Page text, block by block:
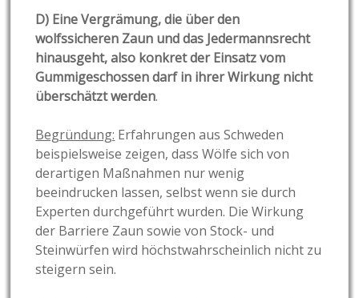
D) Eine Vergrämung, die über den
wolfssicheren Zaun und das Jedermannsrecht
hinausgeht, also konkret der Einsatz vom
Gummigeschossen darf in ihrer Wirkung nicht
überschätzt werden.
Begründung: Erfahrungen aus Schweden
beispielsweise zeigen, dass Wölfe sich von
derartigen Maßnahmen nur wenig
beeindrucken lassen, selbst wenn sie durch
Experten durchgeführt wurden. Die Wirkung
der Barriere Zaun sowie von Stock- und
Steinwürfen wird höchstwahrscheinlich nicht zu
steigern sein.